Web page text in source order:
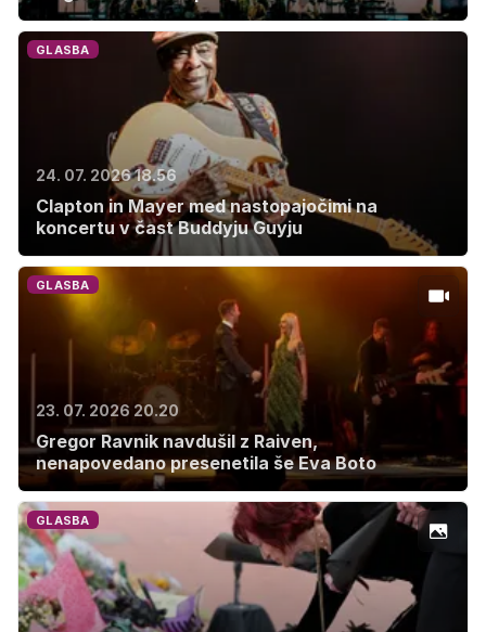
GLASBA
24. 07. 2026 18.56
Clapton in Mayer med nastopajočimi na
koncertu v čast Buddyju Guyju
GLASBA
23. 07. 2026 20.20
Gregor Ravnik navdušil z Raiven,
nenapovedano presenetila še Eva Boto
GLASBA